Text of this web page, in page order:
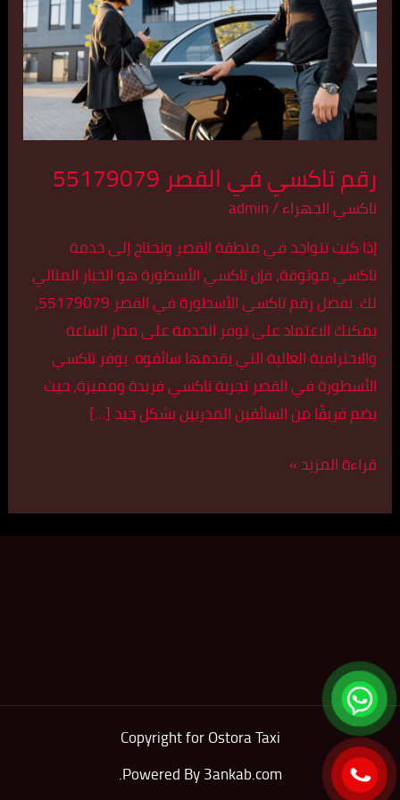
رقم تاكسي في القصر 55179079
تاكسي الجهراء/
admin
إذا كنت تتواجد في منطقة القصر وتحتاج إلى خدمة
تاكسي موثوقة، فإن تاكسي الأسطورة هو الخيار المثالي
لك. بفضل رقم تاكسي الأسطورة في القصر 55179079،
يمكنك الاعتماد على توفر الخدمة على مدار الساعة
والاحترافية العالية التي يقدمها سائقوه. يوفر تاكسي
الأسطورة في القصر تجربة تاكسي فريدة ومميزة، حيث
يضم فريقًا من السائقين المدربين بشكل جيد […]
55179079
قراءة المزيد »
Copyright for Ostora Taxi
Powered By3ankab.com
.